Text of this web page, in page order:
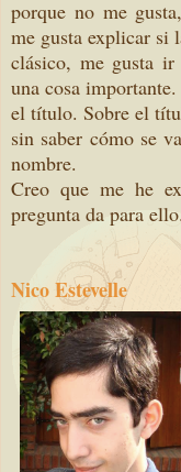
porque no me
me gusta explicar si
clásico, me gusta
una cosa
el título. Sobre el
sin saber cómo se
nombre.
Creo que me he
pregunta da para
Nico Estevelle